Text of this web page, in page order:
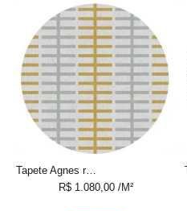
Tapete Agnes redondo 2 geométrico feito à mão, 100% algodão reciclado
R$1.080,00/M²